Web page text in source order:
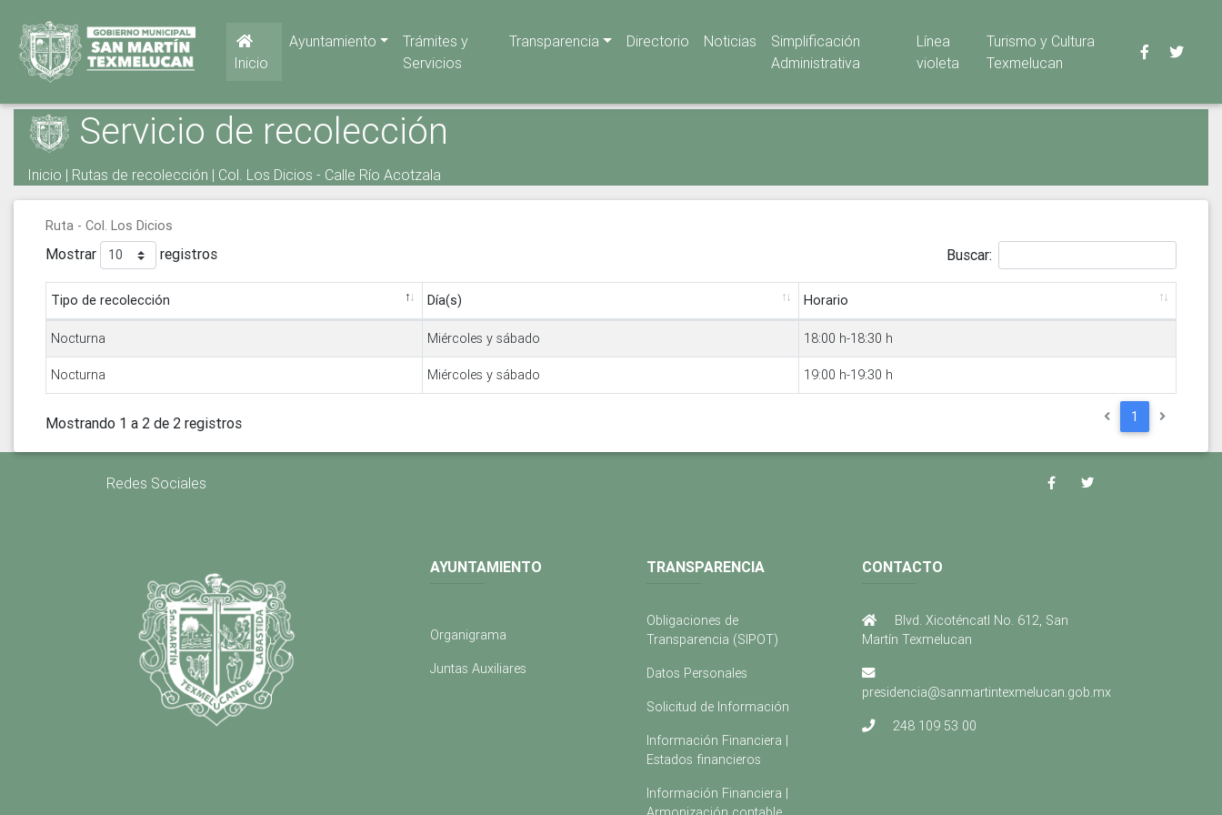
Inicio
Ayuntamiento
Trámites y
Servicios
Transparencia Directorio Noticias
Simplificación
Administrativa
Línea
violeta
Turismo y Cultura
Texmelucan
Servicio de recolección
Inicio | Rutas de recolección | Col. Los Dicios - Calle Río Acotzala
Ruta - Col. Los Dicios
Mostrar registros Buscar:
Tipo de recolección Día(s) Horario
Nocturna Miércoles y sábado 18:00 h-18:30 h
Nocturna Miércoles y sábado 19:00 h-19:30 h
Mostrando 1 a 2 de 2 registros 1
Redes Sociales
AYUNTAMIENTO
Organigrama
Juntas Auxiliares
TRANSPARENCIA
Obligaciones de
Transparencia (SIPOT)
Datos Personales
Solicitud de Información
Información Financiera |
Estados financieros
Información Financiera |
CONTACTO
Blvd. Xicoténcatl No. 612, San
Martín Texmelucan
presidencia@sanmartintexmelucan.gob.mx
248 109 53 00